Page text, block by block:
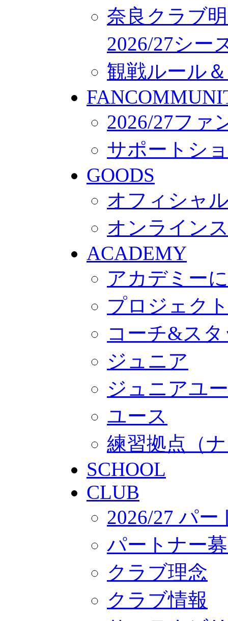
奈良クラブ
2026/27シー
観戦ルール
2026/27ファ
サポートシ
GOODS
オフィシャ
オンライン
ACADEMY
アカデミー
プロジェク
コーチ&ス
ジュニア
ジュニアユ
ユース
練習拠点（
SCHOOL
CLUB
2026/27 パ
パートナー
クラブ理念
クラブ情報